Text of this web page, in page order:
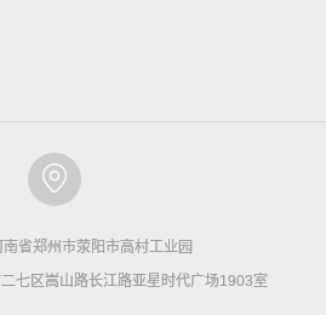
省郑州市荥阳市高村工业园
七区嵩山路长江路亚星时代广场1903室